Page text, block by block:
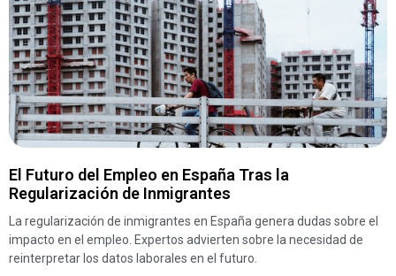
El Futuro del Empleo en España Tras la
Regularización de Inmigrantes
La regularización de inmigrantes en España genera dudas sobre el
impacto en el empleo. Expertos advierten sobre la necesidad de
reinterpretar los datos laborales en el futuro.